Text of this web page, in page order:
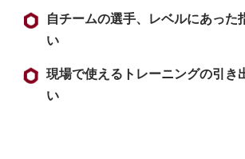
自チームの選手、レベルにあった
い
現場で使えるトレーニングの引き
い